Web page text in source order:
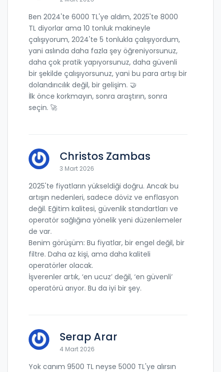
Ben 2024'te 6000 TL'ye aldım, 2025'te 8000
TL diyorlar ama 10 tonluk makineyle
çalışıyorum, 2024'te 5 tonlukla çalışıyordum,
yani aslında daha fazla şey öğreniyorsunuz,
daha çok pratik yapıyorsunuz, daha güvenli
bir şekilde çalışıyorsunuz, yani bu para artışı bir
dolandırıcılık değil, bir gelişim. 🤝
İlk önce korkmayın, sonra araştırın, sonra
seçin. 🚀
Christos Zambas
3 Mart 2026
2025'te fiyatların yükseldiği doğru. Ancak bu
artışın nedenleri, sadece döviz ve enflasyon
değil. Eğitim kalitesi, güvenlik standartları ve
operatör sağlığına yönelik yeni düzenlemeler
de var.
Benim görüşüm: Bu fiyatlar, bir engel değil, bir
filtre. Daha az kişi, ama daha kaliteli
operatörler olacak.
İşverenler artık, ‘en ucuz’ değil, ‘en güvenli’
operatörü arıyor. Bu da iyi bir şey.
Serap Arar
4 Mart 2026
Yok canım 9500 TL neyse 5000 TL'ye alırsın